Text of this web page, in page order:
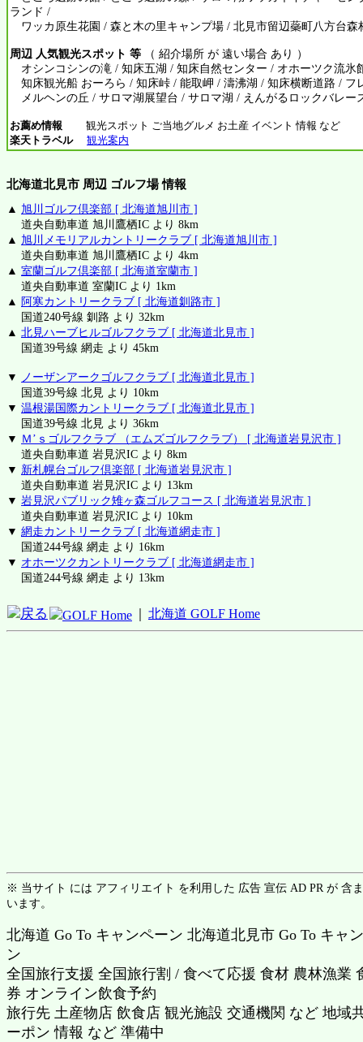
ランド /
ワッカ原生花園 / 森と木の里キャンプ場 / 北見市留辺蘂町八方台森
周辺 人気観光スポット 等 （ 紹介場所 が 遠い場合 あり ）
オシンコシンの滝 / 知床五湖 / 知床自然センター / オホーツク流氷
知床観光船 おーろら / 知床峠 / 能取岬 / 濤沸湖 / 知床横断道路 / フ
メルヘンの丘 / サロマ湖展望台 / サロマ湖 / えんがるロックバレー
お薦め情報
観光スポット ご当地グルメ お土産 イベント 情報 など
楽天トラベル
観光案内
北海道北見市 周辺 ゴルフ場 情報
▲ 旭川ゴルフ倶楽部 [ 北海道旭川市 ]
道央自動車道 旭川鷹栖IC より 8km
▲ 旭川メモリアルカントリークラブ [ 北海道旭川市 ]
道央自動車道 旭川鷹栖IC より 4km
▲ 室蘭ゴルフ倶楽部 [ 北海道室蘭市 ]
道央自動車道 室蘭IC より 1km
▲ 阿寒カントリークラブ [ 北海道釧路市 ]
国道240号線 釧路 より 32km
▲ 北見ハーブヒルゴルフクラブ [ 北海道北見市 ]
国道39号線 網走 より 45km
▼
ノーザンアークゴルフクラブ [ 北海道北見市 ]
国道39号線 北見 より 10km
▼ 温根湯国際カントリークラブ [ 北海道北見市 ]
国道39号線 北見 より 36km
▼ Ｍ’ｓゴルフクラブ （エムズゴルフクラブ） [ 北海道岩見沢市 ]
道央自動車道 岩見沢IC より 8km
▼ 新札幌台ゴルフ倶楽部 [ 北海道岩見沢市 ]
道央自動車道 岩見沢IC より 13km
▼ 岩見沢パブリック雉ヶ森ゴルフコース [ 北海道岩見沢市 ]
道央自動車道 岩見沢IC より 10km
▼ 網走カントリークラブ [ 北海道網走市 ]
国道244号線 網走 より 16km
▼ オホーツクカントリークラブ [ 北海道網走市 ]
国道244号線 網走 より 13km
戻る GOLF Home 北海道 GOLF Home
※ 当サイト には アフィリエイト を利用した 広告 宣伝 AD PR が 含
います。
北海道 Go To キャンペーン 北海道北見市 Go To キャ
ン
全国旅行支援 全国旅行割 / 食べて応援 食材 農林漁業
券 オンライン飲食予約
旅行先 土産物店 飲食店 観光施設 交通機関 など 地域
ーポン 情報 など 準備中